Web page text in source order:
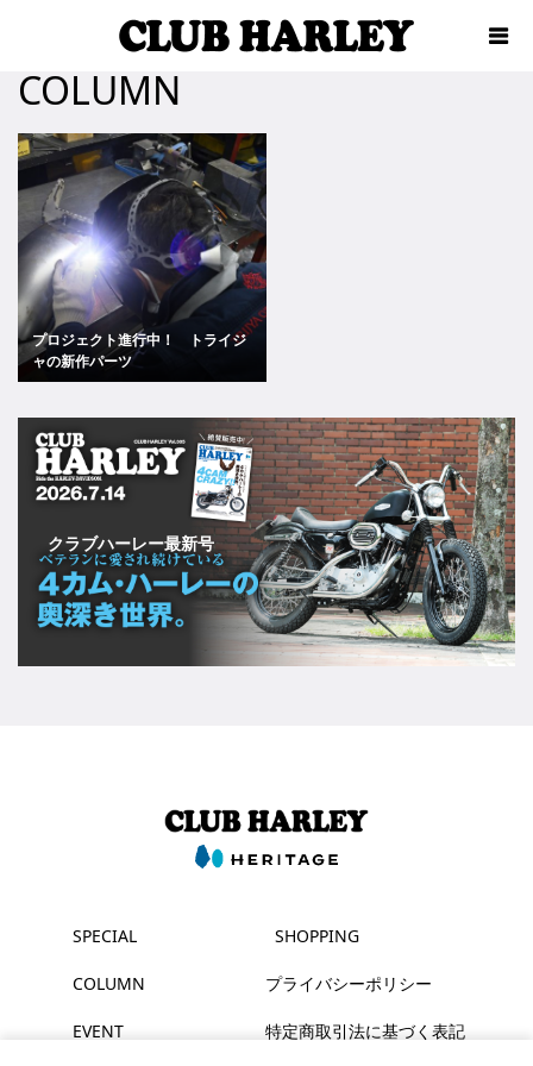
COLUMN
プロジェクト進行中！ トライジ
ャの新作パーツ
クラブハーレー最新号
SPECIAL
COLUMN
EVENT
SHOPPING
プライバシーポリシー
特定商取引法に基づく表記